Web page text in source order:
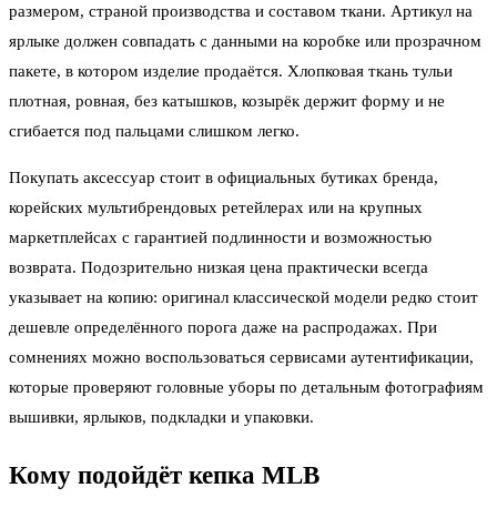
размером, страной производства и составом ткани. Артикул на
ярлыке должен совпадать с данными на коробке или прозрачном
пакете, в котором изделие продаётся. Хлопковая ткань тульи
плотная, ровная, без катышков, козырёк держит форму и не
сгибается под пальцами слишком легко.
Покупать аксессуар стоит в официальных бутиках бренда,
корейских мультибрендовых ретейлерах или на крупных
маркетплейсах с гарантией подлинности и возможностью
возврата. Подозрительно низкая цена практически всегда
указывает на копию: оригинал классической модели редко стоит
дешевле определённого порога даже на распродажах. При
сомнениях можно воспользоваться сервисами аутентификации,
которые проверяют головные уборы по детальным фотографиям
вышивки, ярлыков, подкладки и упаковки.
Кому подойдёт кепка MLB